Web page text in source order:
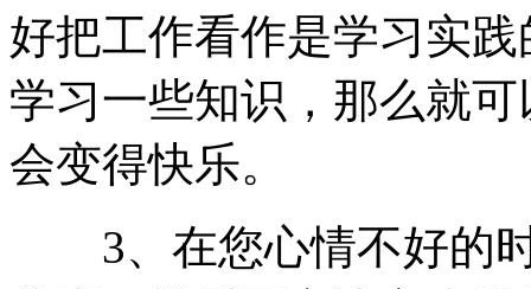
好把工作看作是学习实
学习一些知识，那么就
会变得快乐。
3、在您心情不好的时